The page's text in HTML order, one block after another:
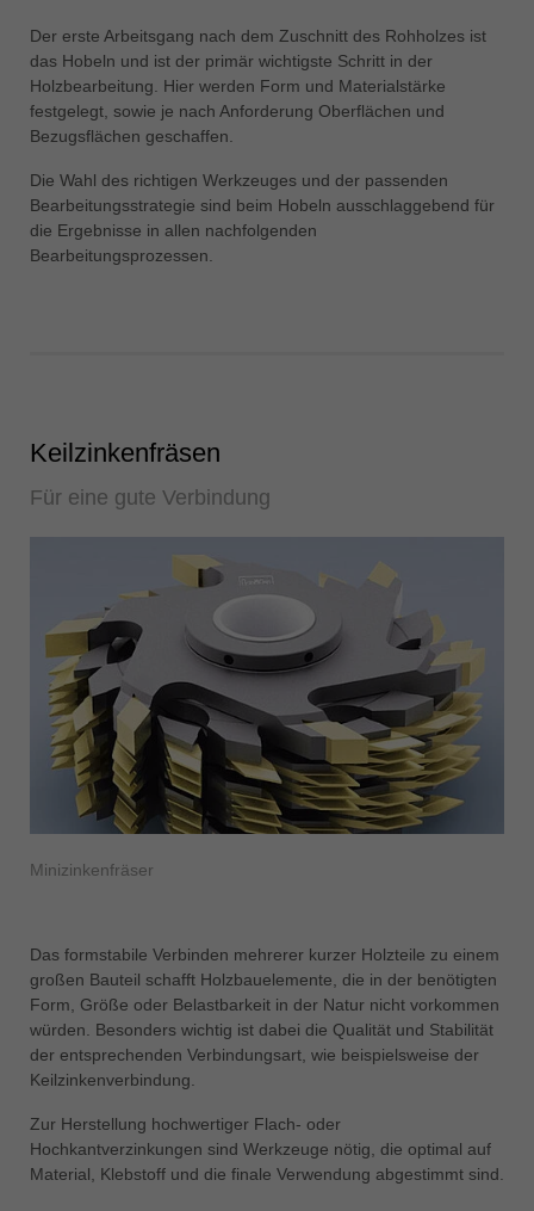
Der erste Arbeitsgang nach dem Zuschnitt des Rohholzes ist
das Hobeln und ist der primär wichtigste Schritt in der
Holzbearbeitung. Hier werden Form und Materialstärke
festgelegt, sowie je nach Anforderung Oberflächen und
Bezugsflächen geschaffen.
Die Wahl des richtigen Werkzeuges und der passenden
Bearbeitungsstrategie sind beim Hobeln ausschlaggebend für
die Ergebnisse in allen nachfolgenden
Bearbeitungsprozessen.
Keilzinkenfräsen
Für eine gute Verbindung
Das formstabile Verbinden mehrerer kurzer Holzteile zu einem
großen Bauteil schafft Holzbauelemente, die in der benötigten
Form, Größe oder Belastbarkeit in der Natur nicht vorkommen
würden. Besonders wichtig ist dabei die Qualität und Stabilität
der entsprechenden Verbindungsart, wie beispielsweise der
Keilzinkenverbindung.
Zur Herstellung hochwertiger Flach- oder
Hochkantverzinkungen sind Werkzeuge nötig, die optimal auf
Material, Klebstoff und die finale Verwendung abgestimmt sind.
Minizinkenfräser